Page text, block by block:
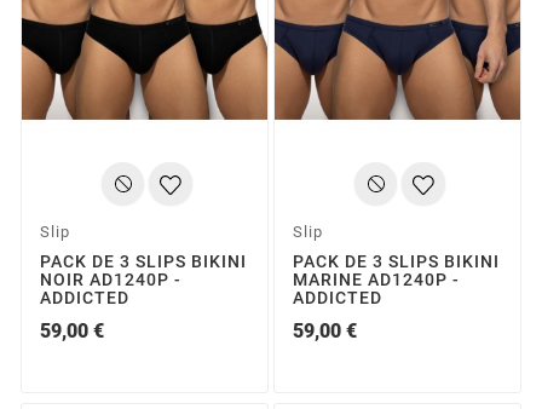
Slip
PACK DE 3 SLIPS BIKINI
NOIR AD1240P -
ADDICTED
59,00 €
Slip
PACK DE 3 SLIPS BIKINI
MARINE AD1240P -
ADDICTED
59,00 €